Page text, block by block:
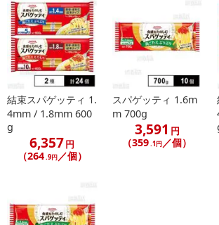
結束スパゲッティ 1.
4mm / 1.8mm 600
g
6,357円
（264.9円／個）
スパゲッティ 1.6m
m 700g
3,591 円
（359.1円 ／個）